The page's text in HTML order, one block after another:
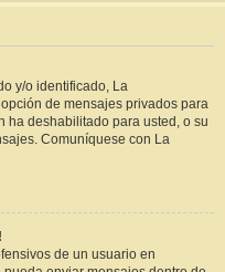
y/o identificado, La
de mensajes privados para
ha deshabilitado para usted, o su
Comuníquese con La
de un usuario en